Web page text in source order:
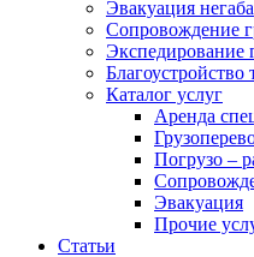
Эвакуация
Сопровождение
Экспедирование
Благоустройство
Каталог услуг
Аренда
Погрузо –
Эвакуация
Прочие
Статьи